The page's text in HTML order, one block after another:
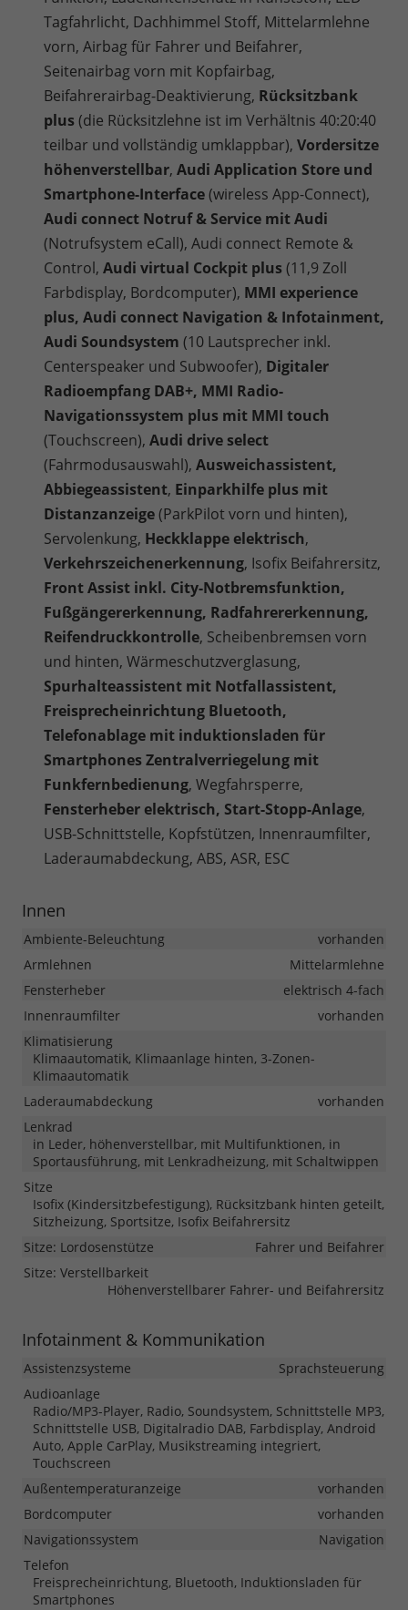
Tagfahrlicht, Dachhimmel Stoff, Mittelarmlehne
vorn, Airbag für Fahrer und Beifahrer,
Seitenairbag vorn mit Kopfairbag,
Beifahrerairbag-Deaktivierung, Rücksitzbank
plus (die Rücksitzlehne ist im Verhältnis 40:20:40
teilbar und vollständig umklappbar), Vordersitze
höhenverstellbar, Audi Application Store und
Smartphone-Interface(wireless App-Connect),
Audi connect Notruf & Service mit Audi
(Notrufsystem eCall), Audi connect Remote &
Control, Audi virtual Cockpit plus (11,9 Zoll
Farbdisplay, Bordcomputer), MMI experience
plus, Audi connect Navigation & Infotainment,
Audi Soundsystem (10 Lautsprecher inkl.
Centerspeaker und Subwoofer), Digitaler
Radioempfang DAB+, MMI Radio-
Navigationssystem plus mit MMI touch
(Touchscreen), Audi drive select
(Fahrmodusauswahl), Ausweichassistent,
Abbiegeassistent, Einparkhilfe plus mit
Distanzanzeige(ParkPilot vorn und hinten),
Servolenkung, Heckklappe elektrisch,
Verkehrszeichenerkennung, Isofix Beifahrersitz,
Front Assist inkl. City-Notbremsfunktion,
Fußgängererkennung, Radfahrererkennung,
Reifendruckkontrolle, Scheibenbremsen vorn
und hinten, Wärmeschutzverglasung,
Spurhalteassistent mit Notfallassistent,
Freisprecheinrichtung Bluetooth,
Telefonablage mit induktionsladen für
Smartphones Zentralverriegelung mit
Funkfernbedienung, Wegfahrsperre,
Fensterheber elektrisch, Start-Stopp-Anlage,
USB-Schnittstelle, Kopfstützen, Innenraumfilter,
Laderaumabdeckung, ABS, ASR, ESC
Innen
Ambiente-Beleuchtung
vorhanden
Armlehnen
Mittelarmlehne
Fensterheber
elektrisch 4-fach
Innenraumfilter
vorhanden
Klimatisierung
Klimaautomatik, Klimaanlage hinten, 3-Zonen-
Klimaautomatik
Laderaumabdeckung
vorhanden
Lenkrad
in Leder, höhenverstellbar, mit Multifunktionen, in
Sportausführung, mit Lenkradheizung, mit Schaltwippen
Sitze
Isofix (Kindersitzbefestigung), Rücksitzbank hinten geteilt,
Sitzheizung, Sportsitze, Isofix Beifahrersitz
Sitze: Lordosenstütze
Fahrer und Beifahrer
Sitze: Verstellbarkeit
Höhenverstellbarer Fahrer- und Beifahrersitz
Infotainment & Kommunikation
Assistenzsysteme
Sprachsteuerung
Audioanlage
Radio/MP3-Player, Radio, Soundsystem, Schnittstelle MP3,
Schnittstelle USB, Digitalradio DAB, Farbdisplay, Android
Auto, Apple CarPlay, Musikstreaming integriert,
Touchscreen
Außentemperaturanzeige
vorhanden
Bordcomputer
vorhanden
Navigationssystem
Navigation
Telefon
Freisprecheinrichtung, Bluetooth, Induktionsladen für
Smartphones